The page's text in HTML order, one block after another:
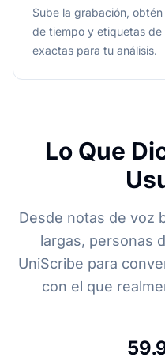
Sube la grabación,
de tiempo y etiquetas
exactas para tu análisis.
Lo Que
Desde notas de voz
largas, personas
UniScribe para
con el que